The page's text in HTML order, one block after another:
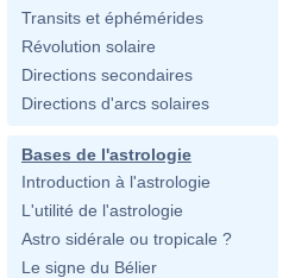
Transits et éphémérides
Révolution solaire
Directions secondaires
Directions d'arcs solaires
Bases de l'astrologie
Introduction à l'astrologie
L'utilité de l'astrologie
Astro sidérale ou tropicale ?
Le signe du Bélier